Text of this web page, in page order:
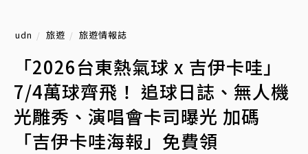
udn 旅遊 旅遊情報誌
「2026台東熱氣球 x 吉伊卡哇」
7/4萬球齊飛！ 追球日誌、無人機
光雕秀、演唱會卡司曝光 加碼
「吉伊卡哇海報」免費領